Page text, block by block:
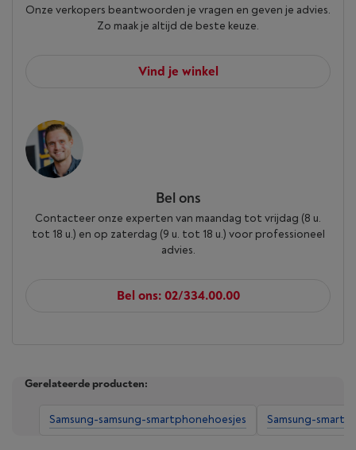
Onze verkopers beantwoorden je vragen en geven je advies.
Zo maak je altijd de beste keuze.
Vind je winkel
Bel ons
Contacteer onze experten van maandag tot vrijdag (8 u.
tot 18 u.) en op zaterdag (9 u. tot 18 u.) voor professioneel
advies.
Bel ons: 02/334.00.00
Gerelateerde producten:
Samsung-samsung-smartphonehoesjes Samsung-